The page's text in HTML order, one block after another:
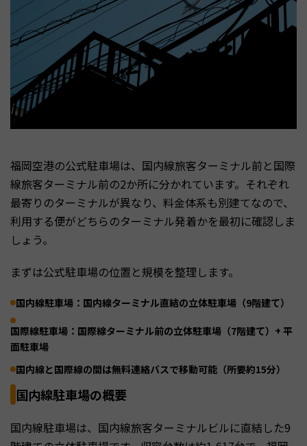
福岡空港の公式駐車場は、国内線旅客ターミナル前と国際
線旅客ターミナル前の2か所に分かれています。それぞれ
最寄りのターミナルが異なり、料金体系も別建てなので、
利用する便がどちらのターミナル発着かを最初に確認しま
しょう。
まずは公式駐車場の位置と規模を整理します。
国内線駐車場：国内線ターミナル直結の立体駐車場（9階建て）
国際線駐車場：国際線ターミナル前の立体駐車場（7階建て）+ 平
面駐車場
国内線と国際線の間は無料連絡バスで移動可能（所要約15分）
国内線駐車場の概要
国内線駐車場は、国内線旅客ターミナルビルに直結した9